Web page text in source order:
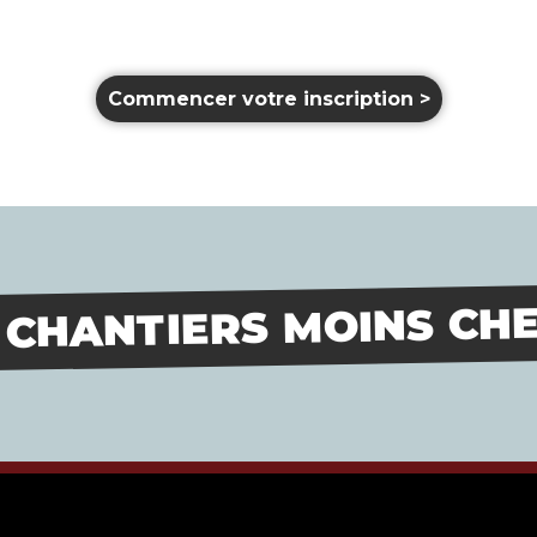
Commencer votre inscription >
MOINS